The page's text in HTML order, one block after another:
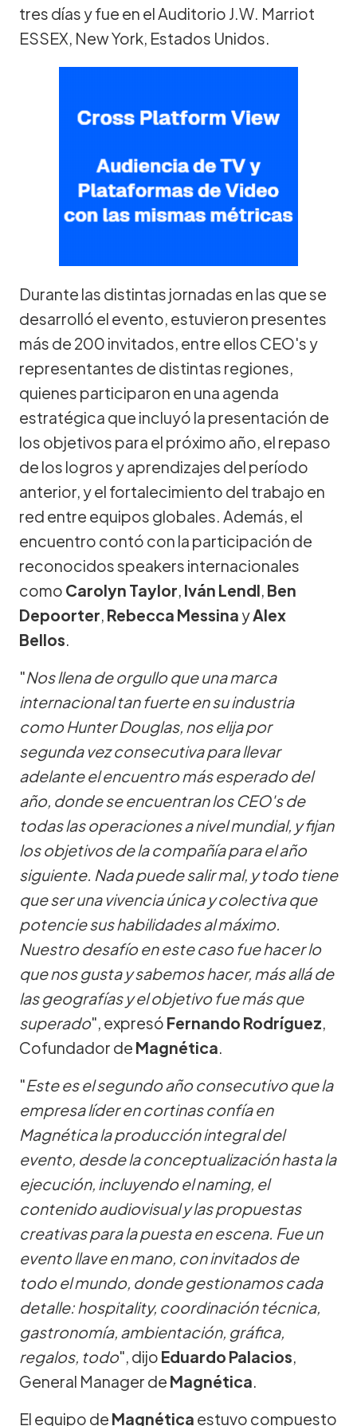
tres días y fue en el Auditorio J.W. Marriot
ESSEX, New York, Estados Unidos.
Durante las distintas jornadas en las que se
desarrolló el evento, estuvieron presentes
más de 200 invitados, entre ellos CEO's y
representantes de distintas regiones,
quienes participaron en una agenda
estratégica que incluyó la presentación de
los objetivos para el próximo año, el repaso
de los logros y aprendizajes del período
anterior, y el fortalecimiento del trabajo en
red entre equipos globales. Además, el
encuentro contó con la participación de
reconocidos speakers internacionales
como Carolyn Taylor, Iván Lendl, Ben
Depoorter, Rebecca Messina yAlex
Bellos.
"Nos llena de orgullo que una marca
internacional tan fuerte en su industria
como Hunter Douglas, nos elija por
segunda vez consecutiva para llevar
adelante el encuentro más esperado del
año, donde se encuentran los CEO's de
todas las operaciones a nivel mundial, y fijan
los objetivos de la compañía para el año
siguiente. Nada puede salir mal, y todo tiene
que ser una vivencia única y colectiva que
potencie sus habilidades al máximo.
Nuestro desafío en este caso fue hacer lo
que nos gusta y sabemos hacer, más allá de
las geografías y el objetivo fue más que
superado", expresó Fernando Rodríguez,
Cofundador de Magnética.
"Este es el segundo año consecutivo que la
empresa líder en cortinas confía en
Magnética la producción integral del
evento, desde la conceptualización hasta la
ejecución, incluyendo el naming, el
contenido audiovisual y las propuestas
creativas para la puesta en escena. Fue un
evento llave en mano, con invitados de
todo el mundo, donde gestionamos cada
detalle: hospitality, coordinación técnica,
gastronomía, ambientación, gráfica,
regalos, todo", dijo Eduardo Palacios,
General Manager de Magnética.
El equipo de Magnética estuvo compuesto